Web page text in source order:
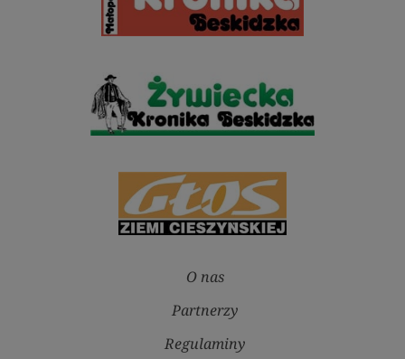
O nas
Partnerzy
Regulaminy